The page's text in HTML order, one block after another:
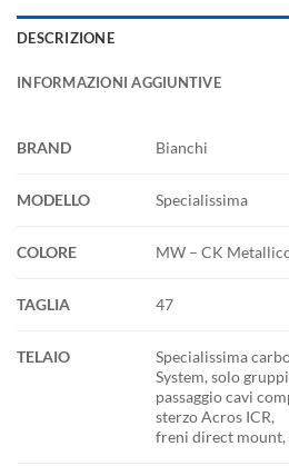
DESCRIZIONE
INFORMAZIONI AGGIUNTIVE
BRAND Bianchi
MODELLO Specialissima
COLORE MW – CK
TAGLIA 47
TELAIO
Specialissima
System, solo
passaggio cavi
sterzo Acros ICR,
freni direct mount,